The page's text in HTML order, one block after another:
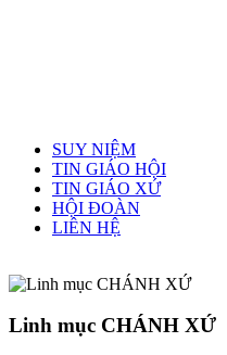
SUY NIỆM
TIN GIÁO HỘI
TIN GIÁO XỨ
HỘI ĐOÀN
LIÊN HỆ
Linh mục CHÁNH XỨ